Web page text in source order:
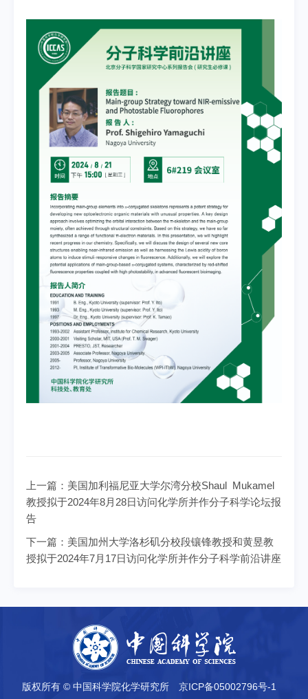
上一篇： 美国加利福尼亚大学尔湾分校Shaul Mukamel
教授拟于2024年8月28日访问化学所并作分子科学论坛报
告
下一篇： 美国加州大学洛杉矶分校段镶锋教授和黄昱教
授拟于2024年7月17日访问化学所并作分子科学前沿讲座
版权所有 © 中国科学院化学研究所
京ICP备05002796号-1